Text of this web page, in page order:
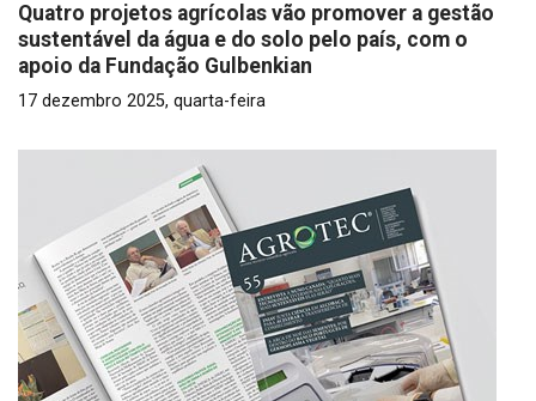
Quatro projetos agrícolas vão promover a gestão
sustentável da água e do solo pelo país, com o
apoio da Fundação Gulbenkian
17 dezembro 2025, quarta-feira